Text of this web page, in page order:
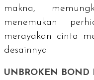
makna,
menemukan
merayakan cinta
desainnya!
UNBROKEN BOND